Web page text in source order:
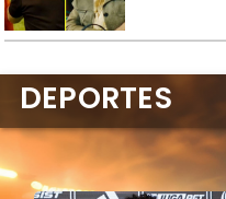
DEPORTES